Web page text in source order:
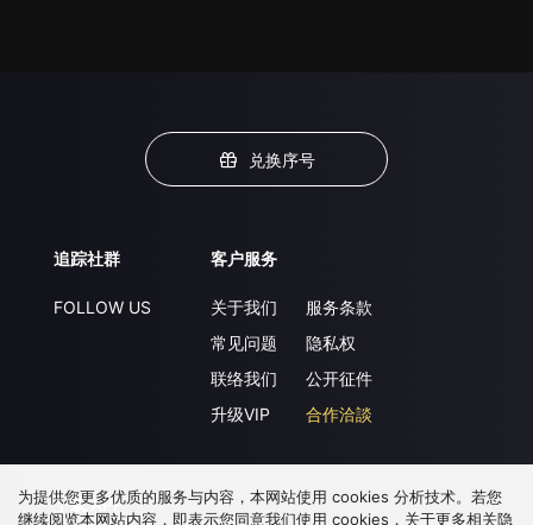
兑换序号
追踪社群
FOLLOW US
客户服务
关于我们
常见问题
联络我们
升级VIP
服务条款
隐私权
公开征件
合作洽談
下载 APP
为提供您更多优质的服务与内容，本网站使用 cookies 分析技术。若您
继续阅览本网站内容，即表示您同意我们使用 cookies，关于更多相关隐